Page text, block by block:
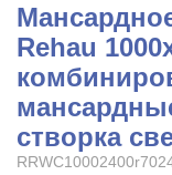
Rehau
створка